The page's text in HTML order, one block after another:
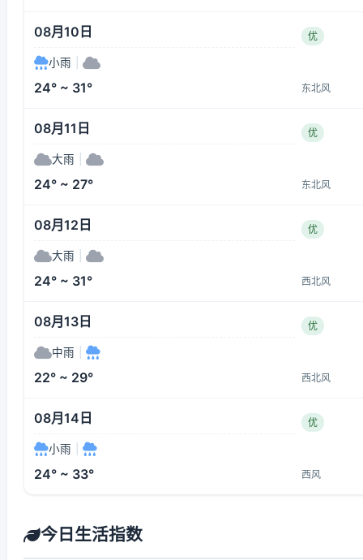
08月10日 优
小雨
24° ~ 31° 东北风
08月11日 优
大雨
24° ~ 27° 东北风
08月12日 优
大雨
24° ~ 31° 西北风
08月13日 优
中雨
22° ~ 29° 西北风
08月14日 优
小雨
24° ~ 33° 西风
今日生活指数